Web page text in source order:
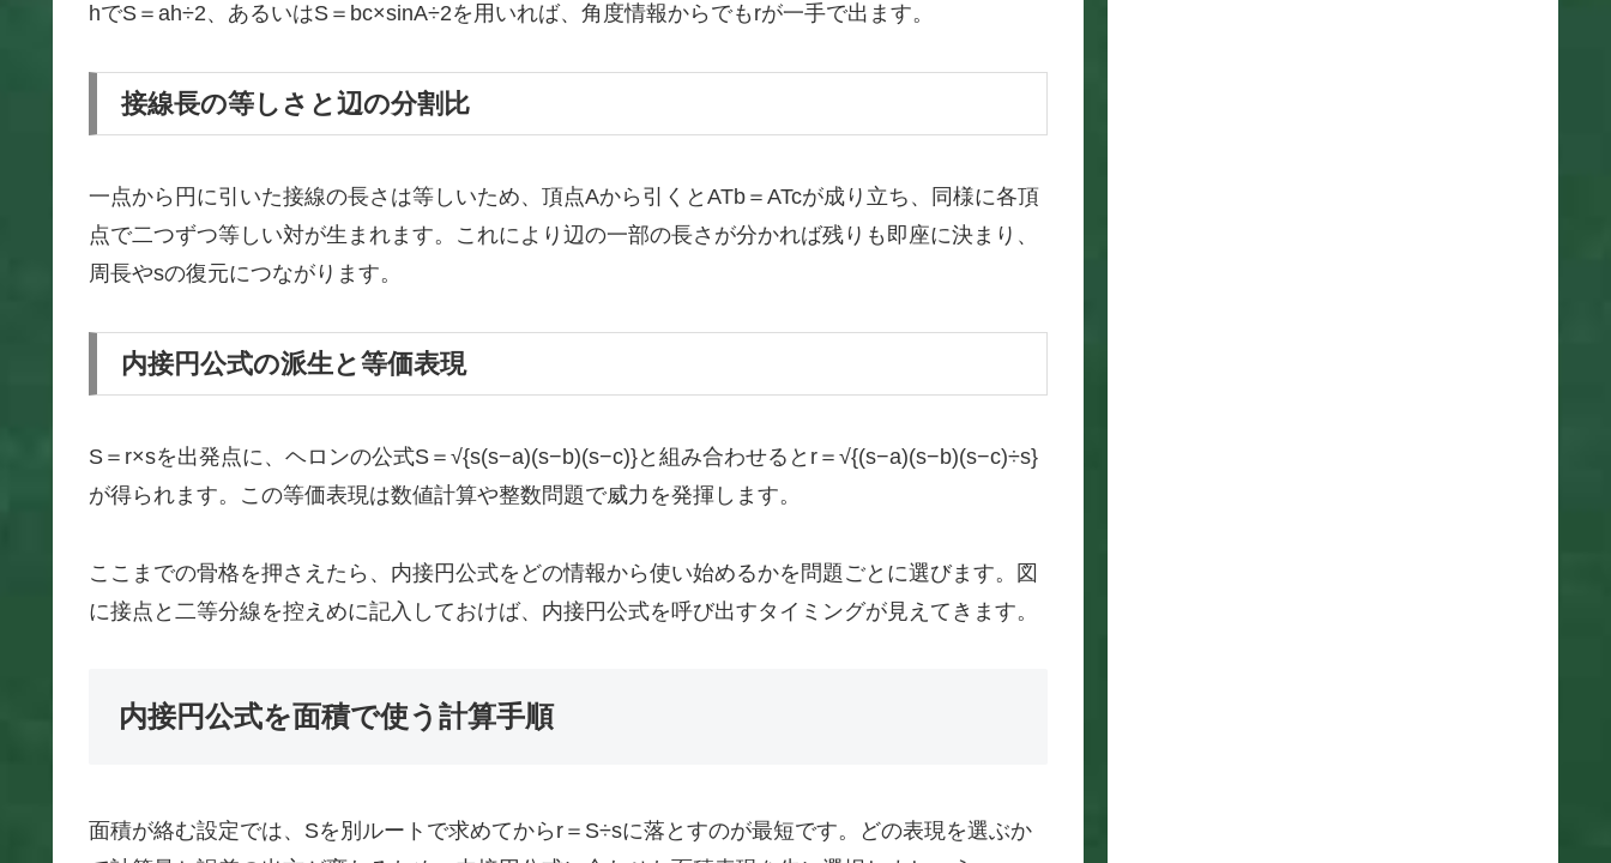
hでS＝ah÷2、あるいはS＝bc×sinA÷2を用いれば、角度情報からでもrが一手で出ます。
接線長の等しさと辺の分割比
一点から円に引いた接線の長さは等しいため、頂点Aから引くとATb＝ATcが成り立ち、同様に各頂
点で二つずつ等しい対が生まれます。これにより辺の一部の長さが分かれば残りも即座に決まり、
周長やsの復元につながります。
内接円公式の派生と等価表現
S＝r×sを出発点に、ヘロンの公式S＝√{s(s−a)(s−b)(s−c)}と組み合わせるとr＝√{(s−a)(s−b)(s−c)÷s}
が得られます。この等価表現は数値計算や整数問題で威力を発揮します。
ここまでの骨格を押さえたら、内接円公式をどの情報から使い始めるかを問題ごとに選びます。図
に接点と二等分線を控えめに記入しておけば、内接円公式を呼び出すタイミングが見えてきます。
内接円公式を面積で使う計算手順
面積が絡む設定では、Sを別ルートで求めてからr＝S÷sに落とすのが最短です。どの表現を選ぶか